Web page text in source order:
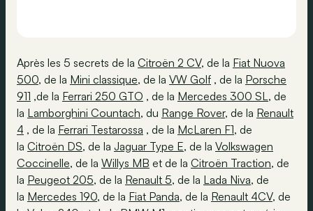
Après les 5 secrets de la Citroën 2 CV, de la Fiat Nuova
500, de la Mini classique, de la VW Golf , de la Porsche
911 ,de la Ferrari 250 GTO , de la Mercedes 300 SL, de
la Lamborghini Countach, du Range Rover, de la Renault
4 , de la Ferrari Testarossa , de la McLaren F1, de
la Citroën DS, de la Jaguar Type E, de la Volkswagen
Coccinelle, de la Willys MB et de la Citroën Traction, de
la Peugeot 205, de la Renault 5, de la Lada Niva, de
la Mercedes 190, de la Fiat Panda, de la Renault 4CV, de